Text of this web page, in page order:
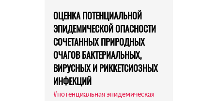
ОЦЕНКА ПОТЕНЦИАЛЬНОЙ
ЭПИДЕМИЧЕСКОЙ ОПАСНОСТИ
СОЧЕТАННЫХ ПРИРОДНЫХ
ОЧАГОВ БАКТЕРИАЛЬНЫХ,
ВИРУСНЫХ И РИККЕТСИОЗНЫХ
ИНФЕКЦИЙ
#потенциальная эпидемическая